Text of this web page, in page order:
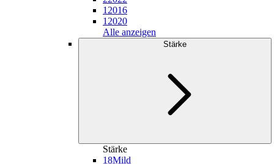
1 2016
1 2020
Alle anzeigen
Stärke
Stärke
18Mild